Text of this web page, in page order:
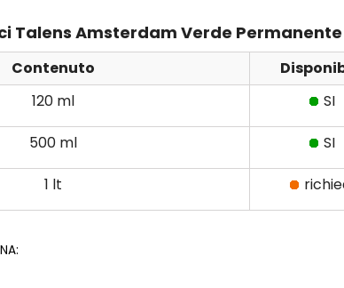
Talens Amsterdam Verde
Contenuto
120 ml SI
500 ml SI
1 lt